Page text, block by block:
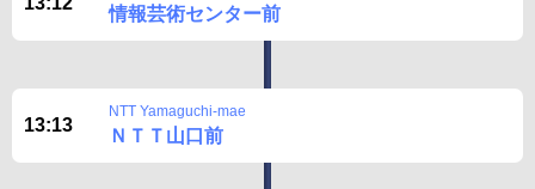
情報芸術センター前
13:13
NTT Yamaguchi-mae
ＮＴＴ山口前